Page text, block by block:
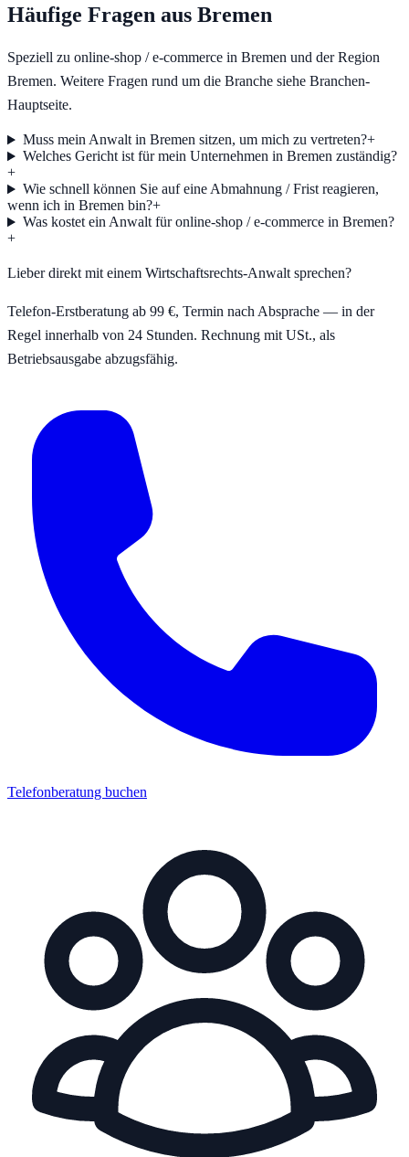
Häufige Fragen aus Bremen
Speziell zu online-shop / e-commerce in Bremen und der Region
Bremen. Weitere Fragen rund um die Branche siehe Branchen-
Hauptseite.
Muss mein Anwalt in Bremen sitzen, um mich zu vertreten?+
Welches Gericht ist für mein Unternehmen in Bremen zuständig?
+
Wie schnell können Sie auf eine Abmahnung / Frist reagieren,
wenn ich in Bremen bin?+
Was kostet ein Anwalt für online-shop / e-commerce in Bremen?
+
Lieber direkt mit einem Wirtschaftsrechts-Anwalt sprechen?
Telefon-Erstberatung ab 99 €, Termin nach Absprache — in der
Regel innerhalb von 24 Stunden. Rechnung mit USt., als
Betriebsausgabe abzugsfähig.
Telefonberatung buchen